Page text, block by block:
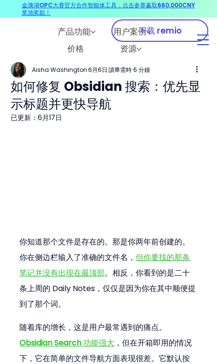
产品功能
用户案例
价格
资源
下载 remio
如何修复 Obsidian 搜索：优先显
示标题并更快导航
Aisha Washington 6月6日 讀畢需時 6 分鐘
已更新：6月17日
你知道那个文件是存在的。那是你两年前创建的。
你在侧边栏输入了准确的文件名，但你要找的那条
笔记并没有出现在最顶部。相反，你看到的是二十
条上周的 Daily Notes，仅仅是因为你在其中顺便提
到了那个词。
随着库的增长，这是用户最常遇到的痛点。
Obsidian Search 功能强大 ，但在开箱即用的情况
下，它在简单的文件导航方面表现很差。它默认按
金漪湖OPC大赛官方合作智能体工具，点击参赛赢取660,000CNY
奖池奖励！